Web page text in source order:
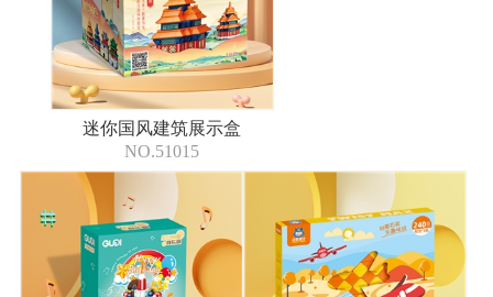
迷你国风建筑展示盒
NO.51015